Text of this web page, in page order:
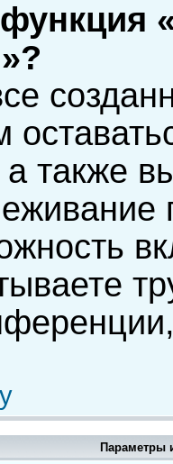
также
Параметры